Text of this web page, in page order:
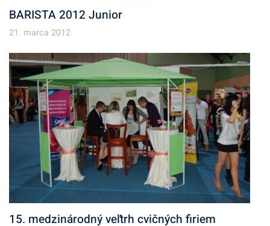
BARISTA 2012 Junior
21. marca 2012
15. medzinárodný veľtrh cvičných firiem